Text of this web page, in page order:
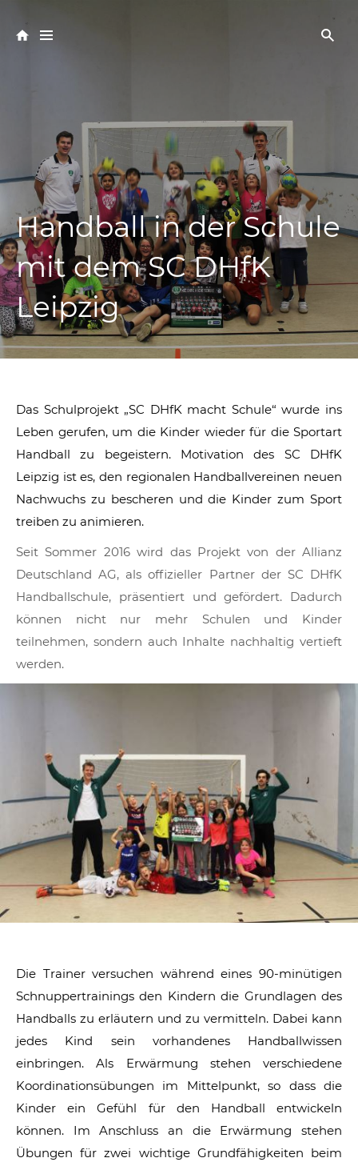
Handball in der Schule
mit dem SC DHfK
Leipzig
Das Schulprojekt „SC DHfK macht Schule“ wurde ins
Leben gerufen, um die Kinder wieder für die Sportart
Handball zu begeistern. Motivation des SC DHfK
Leipzig ist es, den regionalen Handballvereinen neuen
Nachwuchs zu bescheren und die Kinder zum Sport
treiben zu animieren.
Seit Sommer 2016 wird das Projekt von der Allianz
Deutschland AG, als offizieller Partner der SC DHfK
Handballschule, präsentiert und gefördert. Dadurch
können nicht nur mehr Schulen und Kinder
teilnehmen, sondern auch Inhalte nachhaltig vertieft
werden.
Die Trainer versuchen während eines 90-minütigen
Schnuppertrainings den Kindern die Grundlagen des
Handballs zu erläutern und zu vermitteln. Dabei kann
jedes Kind sein vorhandenes Handballwissen
einbringen. Als Erwärmung stehen verschiedene
Koordinationsübungen im Mittelpunkt, so dass die
Kinder ein Gefühl für den Handball entwickeln
können. Im Anschluss an die Erwärmung stehen
Übungen für zwei wichtige Grundfähigkeiten beim